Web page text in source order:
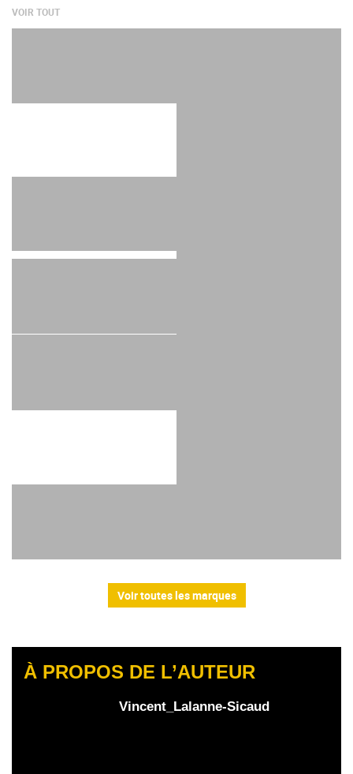
VOIR TOUT
Voir toutes les marques
À PROPOS DE L’AUTEUR
Vincent_Lalanne-Sicaud